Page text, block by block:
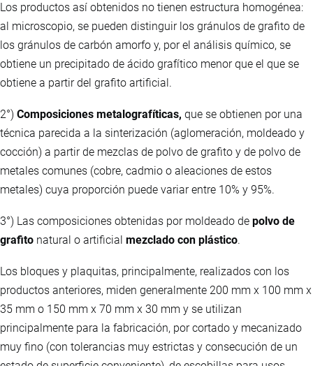
Los productos así obtenidos no tienen estructura homogénea:
al microscopio, se pueden distinguir los gránulos de grafito de
los gránulos de carbón amorfo y, por el análisis químico, se
obtiene un precipitado de ácido grafítico menor que el que se
obtiene a partir del grafito artificial.
2°) Composiciones metalografíticas, que se obtienen por una
técnica parecida a la sinterización (aglomeración, moldeado y
cocción) a partir de mezclas de polvo de grafito y de polvo de
metales comunes (cobre, cadmio o aleaciones de estos
metales) cuya proporción puede variar entre 10% y 95%.
3°) Las composiciones obtenidas por moldeado de polvo de
grafito natural o artificial mezclado con plástico.
Los bloques y plaquitas, principalmente, realizados con los
productos anteriores, miden generalmente 200 mm x 100 mm x
35 mm o 150 mm x 70 mm x 30 mm y se utilizan
principalmente para la fabricación, por cortado y mecanizado
muy fino (con tolerancias muy estrictas y consecución de un